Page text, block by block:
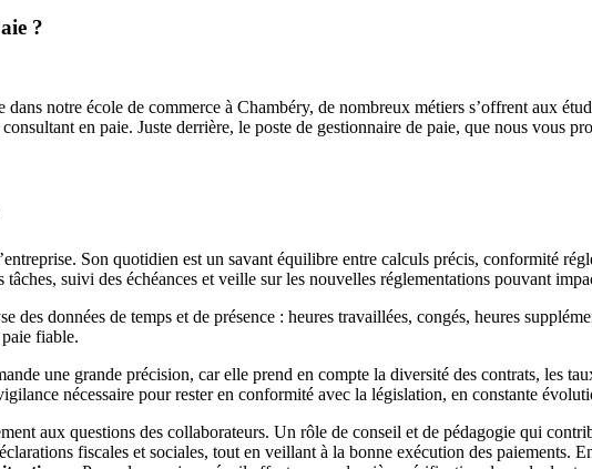
?
dans notre école de commerce à Chambéry, de nombreux métiers s’offrent aux
en paie. Juste derrière, le poste de gestionnaire de paie, que nous vous
Son quotidien est un savant équilibre entre calculs précis, conformité
suivi des échéances et veille sur les nouvelles réglementations pouvant
des données de temps et de présence : heures travaillées, congés, heures
fiable.
une grande précision, car elle prend en compte la diversité des contrats, les
nécessaire pour rester en conformité avec la législation, en constante
aux questions des collaborateurs. Un rôle de conseil et de pédagogie qui
fiscales et sociales, tout en veillant à la bonne exécution des paiements.